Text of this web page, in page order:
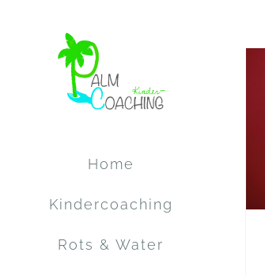
Home
Kindercoaching
Rots & Water
Rots & Water